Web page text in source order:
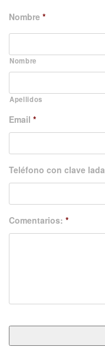
Nombre *
Nombre
Apellidos
Email *
Teléfono con clave lada
Comentarios: *